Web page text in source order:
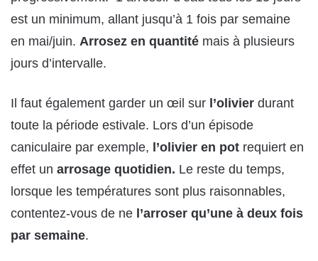
est un minimum, allant jusqu’à 1 fois par semaine
en mai/juin. Arrosez en quantité mais à plusieurs
jours d’intervalle.
Il faut également garder un œil sur l’olivier durant
toute la période estivale. Lors d’un épisode
caniculaire par exemple, l’olivier en pot requiert en
effet un arrosage quotidien. Le reste du temps,
lorsque les températures sont plus raisonnables,
contentez-vous de ne l’arroser qu’une à deux fois
par semaine.